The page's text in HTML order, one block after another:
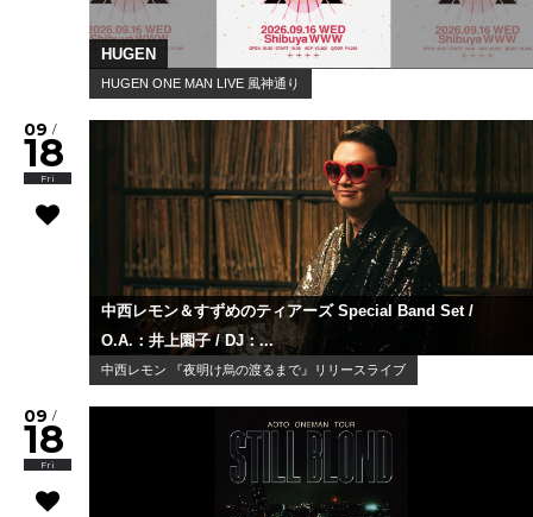
HUGEN
HUGEN ONE MAN LIVE 風神通り
09 /
18
Fri
中西レモン＆すずめのティアーズ Special Band Set /
O.A.：井上園子 / DJ：...
中西レモン 『夜明け烏の渡るまで』リリースライブ
09 /
18
Fri